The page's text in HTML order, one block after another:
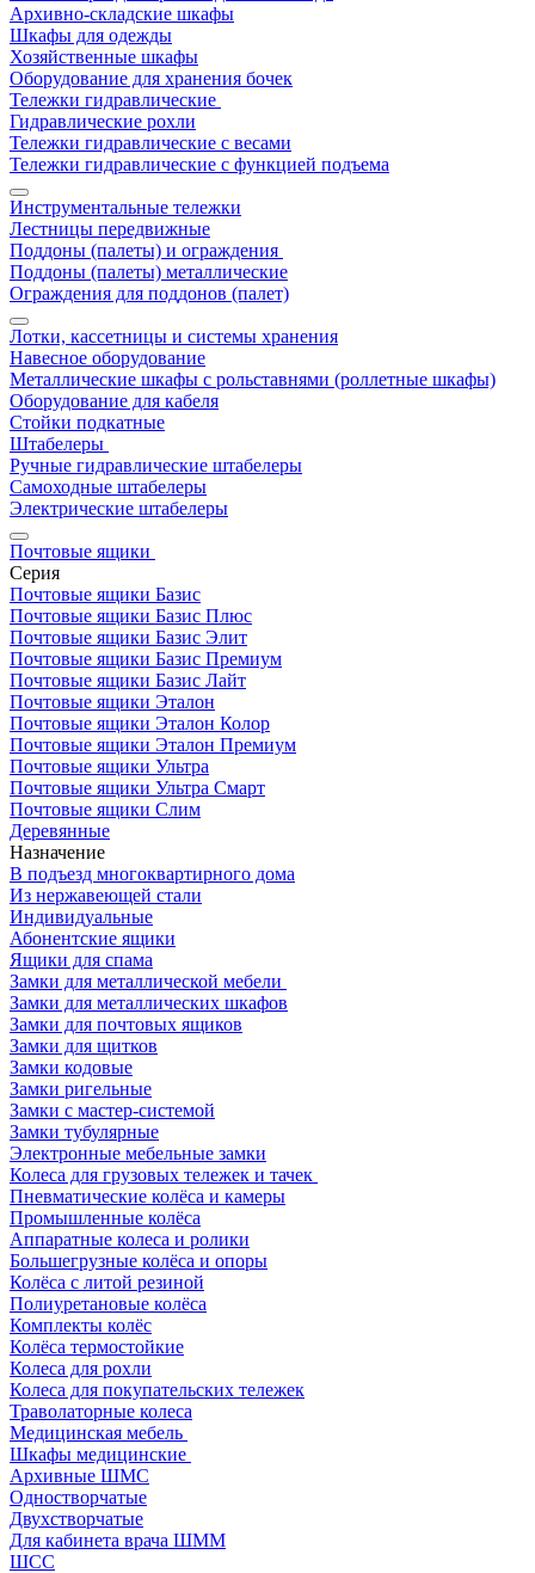
Архивно-складские шкафы
Шкафы для одежды
Хозяйственные шкафы
Оборудование для хранения бочек
Тележки гидравлические
Гидравлические рохли
Тележки гидравлические с весами
Тележки гидравлические с функцией подъема
Инструментальные тележки
Лестницы передвижные
Поддоны (палеты) и ограждения
Поддоны (палеты) металлические
Ограждения для поддонов (палет)
Лотки, кассетницы и системы хранения
Навесное оборудование
Металлические шкафы с рольставнями (роллетные шкафы)
Оборудование для кабеля
Стойки подкатные
Штабелеры
Ручные гидравлические штабелеры
Самоходные штабелеры
Электрические штабелеры
Почтовые ящики
Серия
Почтовые ящики Базис
Почтовые ящики Базис Плюс
Почтовые ящики Базис Элит
Почтовые ящики Базис Премиум
Почтовые ящики Базис Лайт
Почтовые ящики Эталон
Почтовые ящики Эталон Колор
Почтовые ящики Эталон Премиум
Почтовые ящики Ультра
Почтовые ящики Ультра Смарт
Почтовые ящики Слим
Деревянные
Назначение
В подъезд многоквартирного дома
Из нержавеющей стали
Индивидуальные
Абонентские ящики
Ящики для спама
Замки для металлической мебели
Замки для металлических шкафов
Замки для почтовых ящиков
Замки для щитков
Замки кодовые
Замки ригельные
Замки с мастер-системой
Замки тубулярные
Электронные мебельные замки
Колеса для грузовых тележек и тачек
Пневматические колёса и камеры
Промышленные колёса
Аппаратные колеса и ролики
Большегрузные колёса и опоры
Колёса с литой резиной
Полиуретановые колёса
Комплекты колёс
Колёса термостойкие
Колеса для рохли
Колеса для покупательских тележек
Траволаторные колеса
Медицинская мебель
Шкафы медицинские
Архивные ШМС
Одностворчатые
Двухстворчатые
Для кабинета врача ШММ
ШСС